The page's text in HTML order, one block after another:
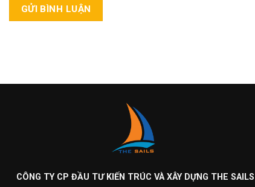
CÔNG TY CP ĐẦU TƯ KIẾN TRÚC VÀ XÂY DỰNG THE SAILS